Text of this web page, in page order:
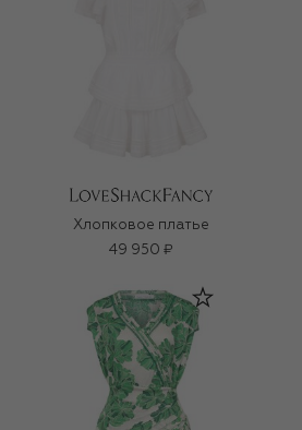
Хлопковое платье
49 950 ₽